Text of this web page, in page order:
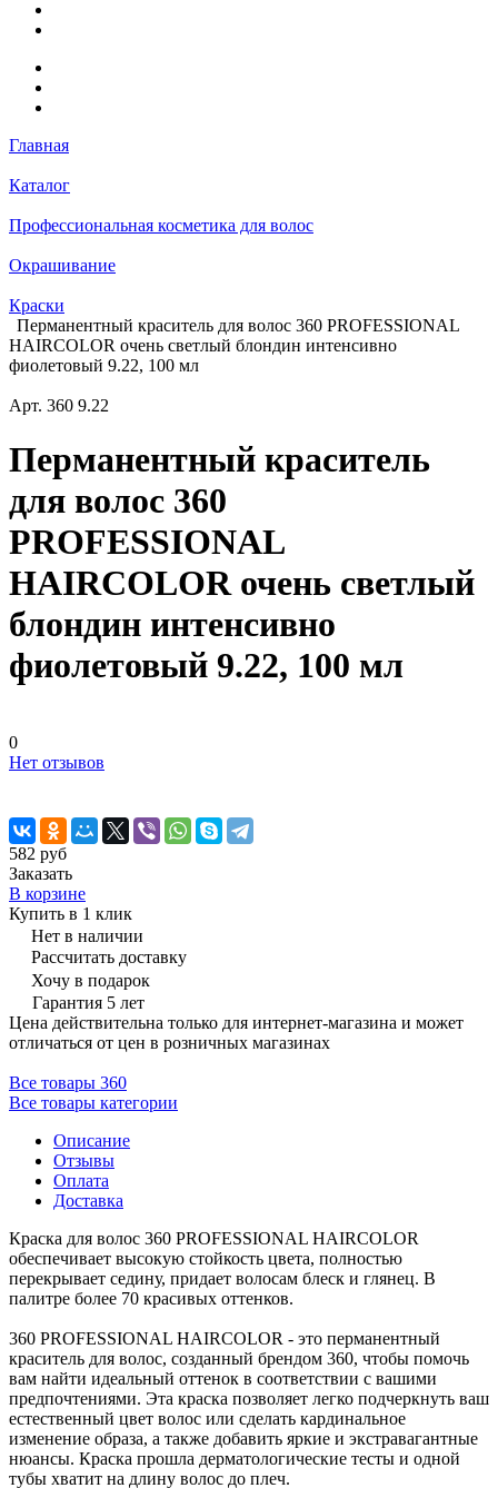
Главная
Каталог
Профессиональная косметика для волос
Окрашивание
Краски
Перманентный краситель для волос 360 PROFESSIONAL
HAIRCOLOR очень светлый блондин интенсивно
фиолетовый 9.22, 100 мл
Арт. 360 9.22
Перманентный краситель
для волос 360
PROFESSIONAL
HAIRCOLOR очень светлый
блондин интенсивно
фиолетовый 9.22, 100 мл
0
Нет отзывов
582 руб
Заказать
В корзине
Купить в 1 клик
Нет в наличии
Рассчитать доставку
Хочу в подарок
Гарантия 5 лет
Цена действительна только для интернет-магазина и может
отличаться от цен в розничных магазинах
Все товары 360
Все товары категории
Описание
Отзывы
Оплата
Доставка
Краска для волос 360 PROFESSIONAL HAIRCOLOR
обеспечивает высокую стойкость цвета, полностью
перекрывает седину, придает волосам блеск и глянец. В
палитре более 70 красивых оттенков.
360 PROFESSIONAL HAIRCOLOR - это перманентный
краситель для волос, созданный брендом 360, чтобы помочь
вам найти идеальный оттенок в соответствии с вашими
предпочтениями. Эта краска позволяет легко подчеркнуть ваш
естественный цвет волос или сделать кардинальное
изменение образа, а также добавить яркие и экстравагантные
нюансы. Краска прошла дерматологические тесты и одной
тубы хватит на длину волос до плеч.